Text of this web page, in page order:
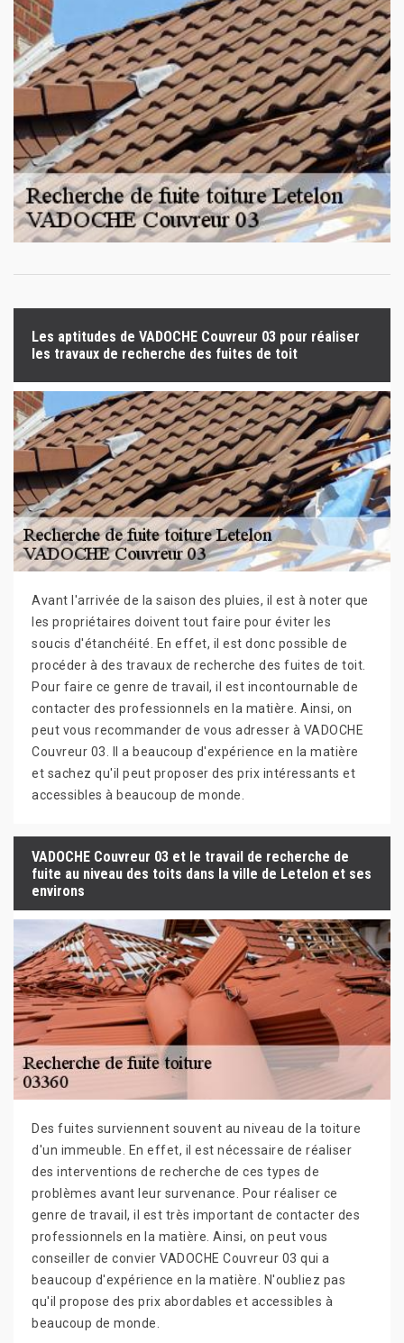
Les aptitudes de VADOCHE Couvreur 03 pour réaliser
les travaux de recherche des fuites de toit
Avant l'arrivée de la saison des pluies, il est à noter que
les propriétaires doivent tout faire pour éviter les
soucis d'étanchéité. En effet, il est donc possible de
procéder à des travaux de recherche des fuites de toit.
Pour faire ce genre de travail, il est incontournable de
contacter des professionnels en la matière. Ainsi, on
peut vous recommander de vous adresser à VADOCHE
Couvreur 03. Il a beaucoup d'expérience en la matière
et sachez qu'il peut proposer des prix intéressants et
accessibles à beaucoup de monde.
VADOCHE Couvreur 03 et le travail de recherche de
fuite au niveau des toits dans la ville de Letelon et ses
environs
Des fuites surviennent souvent au niveau de la toiture
d'un immeuble. En effet, il est nécessaire de réaliser
des interventions de recherche de ces types de
problèmes avant leur survenance. Pour réaliser ce
genre de travail, il est très important de contacter des
professionnels en la matière. Ainsi, on peut vous
conseiller de convier VADOCHE Couvreur 03 qui a
beaucoup d'expérience en la matière. N'oubliez pas
qu'il propose des prix abordables et accessibles à
beaucoup de monde.